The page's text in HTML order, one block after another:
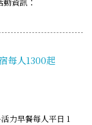
每人1300起
力早餐每人平日 1